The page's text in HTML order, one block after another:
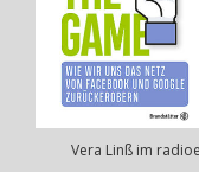
Vera Linß im